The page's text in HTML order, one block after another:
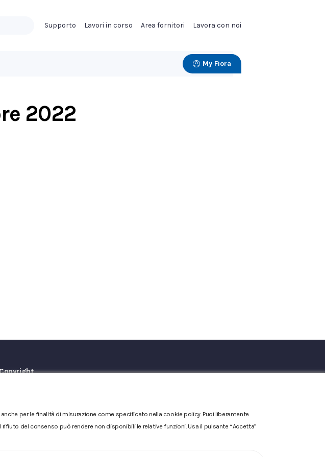
Supporto Lavori in corso Area fornitori Lavora con noi
My Fiora
2022
per le finalità di misurazione come specificato nella cookie policy. Puoi liberamente
del consenso può rendere non disponibili le relative funzioni. Usa il pulsante “Accetta”